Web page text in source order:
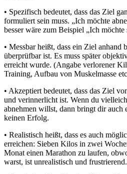
• Spezifisch bedeutet, dass das Ziel
formuliert sein muss. „Ich möchte
besser wäre zum Beispiel „Ich
• Messbar heißt, dass ein Ziel anhand
überprüfbar ist. Es muss später
erreicht wurde. (Angabe verlorener
Training, Aufbau von Muskelmasse
• Akzeptiert bedeutet, dass das Ziel
und verinnerlicht ist. Wenn du
abnehmen willst, dann bringt dir auch
keinen Erfolg.
• Realistisch heißt, dass es auch
erreichen: Sieben Kilos in zwei
Monat einen Marathon zu laufen,
warst, ist unrealistisch und frustrierend.